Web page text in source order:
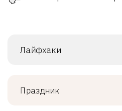
Лайфхаки
Праздник